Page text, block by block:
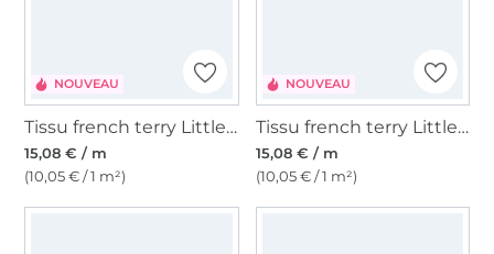
NOUVEAU
Tissu french terry Little Farm, vert olive clair
15,08 € / m
(10,05 € / 1 m²)
NOUVEAU
Tissu french terry Little Leo, saumon
15,08 € / m
(10,05 € / 1 m²)